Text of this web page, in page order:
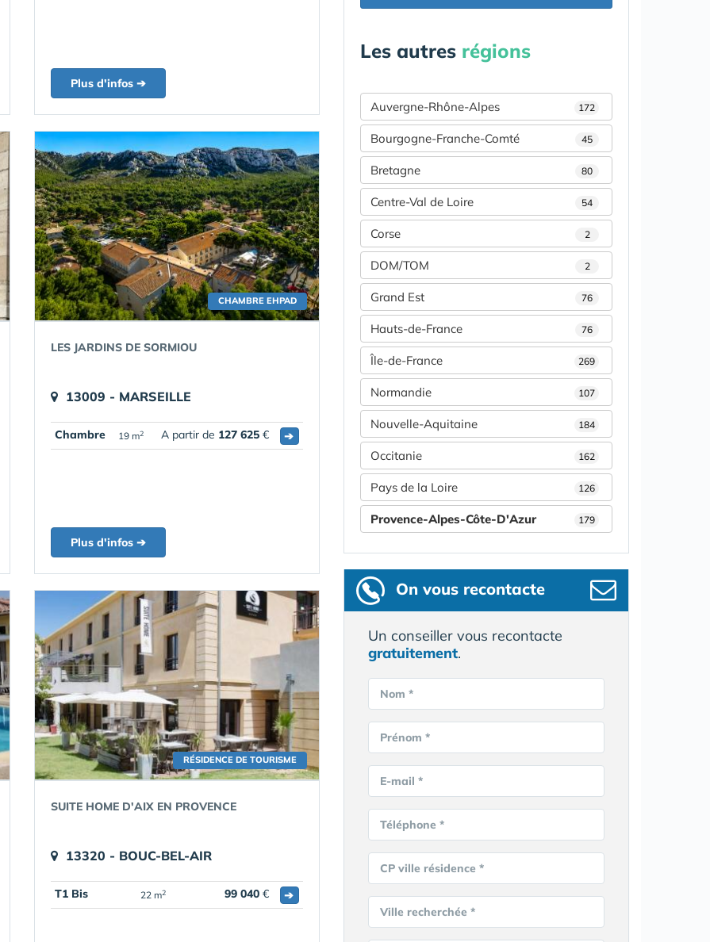
Plus d'infos ➔
CHAMBRE EHPAD
LES JARDINS DE SORMIOU
13009 - MARSEILLE
Chambre 19 m2 A partir de 127 625 € ➔
Plus d'infos ➔
RÉSIDENCE DE TOURISME
SUITE HOME D'AIX EN PROVENCE
13320 - BOUC-BEL-AIR
T1 Bis 22 m2 99 040 € ➔
Les autres régions
Auvergne-Rhône-Alpes 172
Bourgogne-Franche-Comté 45
Bretagne 80
Centre-Val de Loire 54
Corse 2
DOM/TOM 2
Grand Est 76
Hauts-de-France 76
Île-de-France 269
Normandie 107
Nouvelle-Aquitaine 184
Occitanie 162
Pays de la Loire 126
Provence-Alpes-Côte-D'Azur 179
On vous recontacte
Un conseiller vous recontacte
gratuitement.
Nom *
Prénom *
E-mail *
Téléphone *
CP ville résidence *
Ville recherchée *